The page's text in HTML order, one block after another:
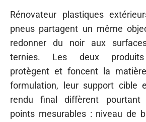
Rénovateur plastiques
pneus partagent un même
redonner du noir aux
ternies. Les deux produits
protègent et foncent la
formulation, leur support cible
rendu final diffèrent pourtant
points mesurables : niveau de